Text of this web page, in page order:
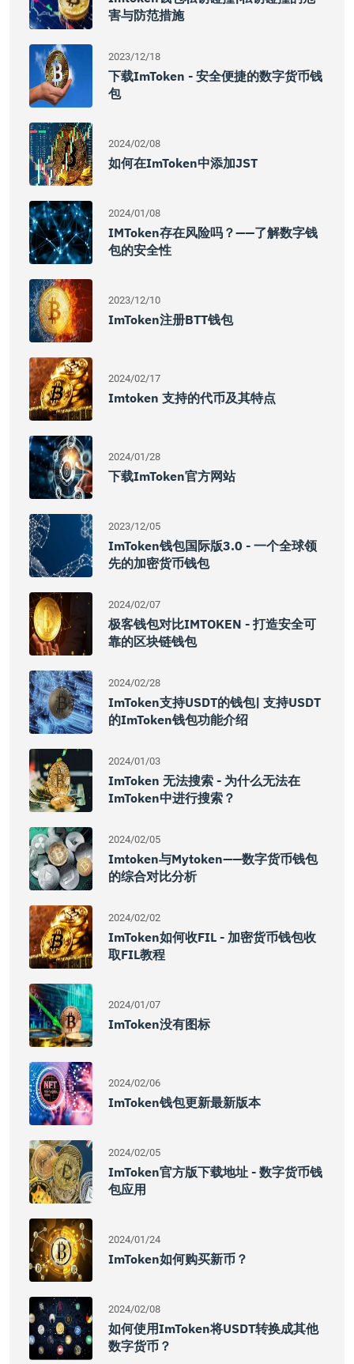
害与防范措施
2023/12/18
下载imToken - 安全便捷的数字货币钱
包
2024/02/08
如何在imToken中添加JST
2024/01/08
IMToken存在风险吗？——了解数字钱
包的安全性
2023/12/10
ImToken注册BTT钱包
2024/02/17
Imtoken 支持的代币及其特点
2024/01/28
下载imToken官方网站
2023/12/05
ImToken钱包国际版3.0 - 一个全球领
先的加密货币钱包
2024/02/07
极客钱包对比IMTOKEN - 打造安全可
靠的区块链钱包
2024/02/28
ImToken支持USDT的钱包| 支持USDT
的imToken钱包功能介绍
2024/01/03
ImToken 无法搜索 - 为什么无法在
ImToken中进行搜索？
2024/02/05
Imtoken与mytoken——数字货币钱包
的综合对比分析
2024/02/02
ImToken如何收FIL - 加密货币钱包收
取FIL教程
2024/01/07
ImToken没有图标
2024/02/06
ImToken钱包更新最新版本
2024/02/05
ImToken官方版下载地址 - 数字货币钱
包应用
2024/01/24
ImToken如何购买新币？
2024/02/08
如何使用imToken将USDT转换成其他
数字货币？